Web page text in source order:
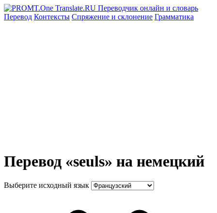
Перевод Контексты Спряжение и склонение Грамматика
Перевод «seuls» на немецкий
Выберите исходный язык